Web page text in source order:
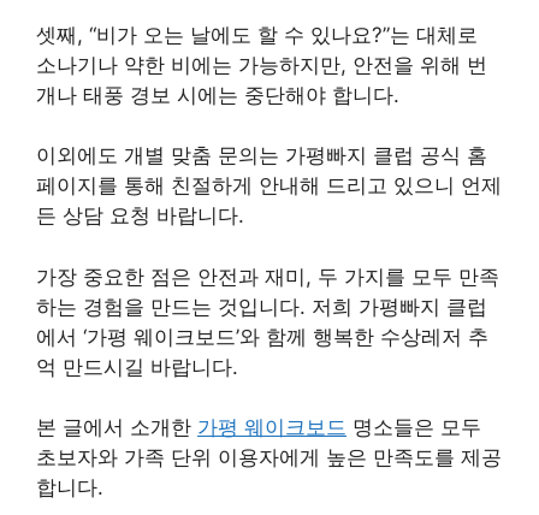
셋째, “비가 오는 날에도 할 수 있나요?”는 대체로
소나기나 약한 비에는 가능하지만, 안전을 위해 번
개나 태풍 경보 시에는 중단해야 합니다.
이외에도 개별 맞춤 문의는 가평빠지 클럽 공식 홈
페이지를 통해 친절하게 안내해 드리고 있으니 언제
든 상담 요청 바랍니다.
가장 중요한 점은 안전과 재미, 두 가지를 모두 만족
하는 경험을 만드는 것입니다. 저희 가평빠지 클럽
에서 ‘가평 웨이크보드’와 함께 행복한 수상레저 추
억 만드시길 바랍니다.
본 글에서 소개한 가평 웨이크보드 명소들은 모두
초보자와 가족 단위 이용자에게 높은 만족도를 제공
합니다.